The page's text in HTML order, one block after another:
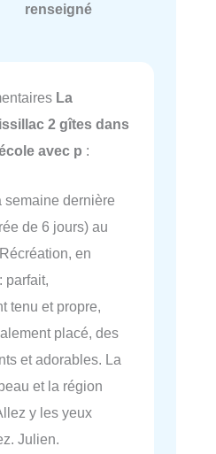
renseigné
La
2 gîtes dans
avec p :
semaine dernière
de 6 jours) au
en
parfait,
tenu et propre,
placé, des
et adorables. La
et la région
y les yeux
Julien.